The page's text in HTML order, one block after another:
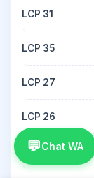
LCP 31
LCP 35
LCP 27
LCP 26
LCP 41
💬Chat WA